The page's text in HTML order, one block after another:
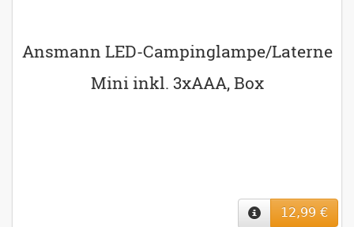
Ansmann LED-Campinglampe/Laterne
Mini inkl. 3xAAA, Box
12,99 €